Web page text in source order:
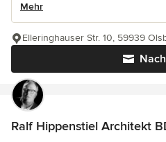
Mehr
Elleringhauser Str. 10, 59939
Ralf Hippenstiel Architekt